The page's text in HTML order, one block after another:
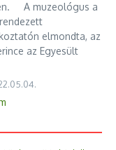
A muzeológus a
elmondta, az
az Egyesült